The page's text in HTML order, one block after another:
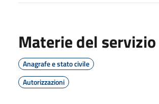
Materie del servizio
Anagrafe e stato civile
Autorizzazioni